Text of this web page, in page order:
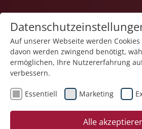
Auf unserer Webseite werden
davon werden zwingend benötigt,
ermöglichen, Ihre Nutzererfahrung
verbessern.
Essentiell Marketing
Alle